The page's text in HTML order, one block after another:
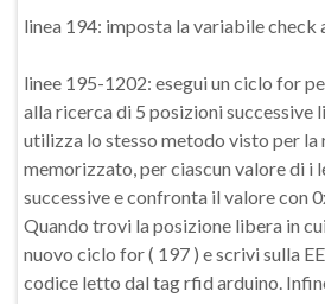
linea 194: imposta la variabile check
linee 195-1202: esegui un ciclo for
alla ricerca di 5 posizioni successive
utilizza lo stesso metodo visto per la
memorizzato, per ciascun valore di i
successive e confronta il valore con
Quando trovi la posizione libera in
nuovo ciclo for ( 197 ) e scrivi sulla
codice letto dal tag rfid arduino.